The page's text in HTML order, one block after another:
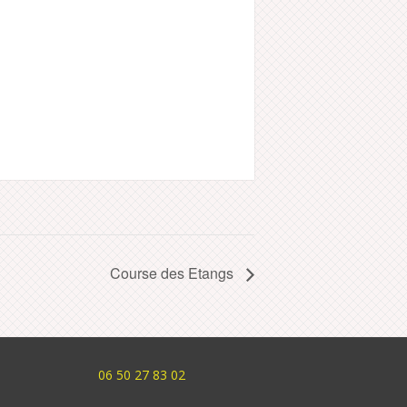
Course des Etangs
06 50 27 83 02